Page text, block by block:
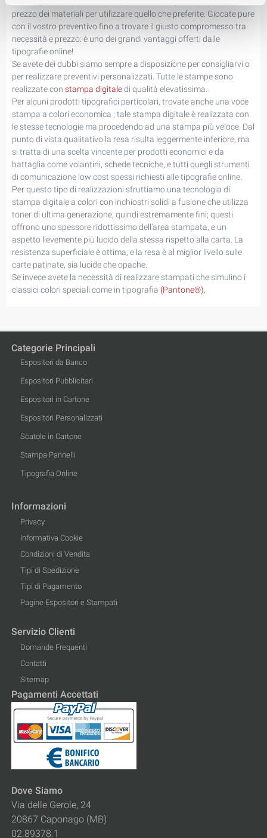
prezzo dei materiali per utilizzare quello che preferite. Giocate pure
con il vostro preventivo fino a trovare il giusto compromesso tra
necessità e prezzo: è uno dei grandi vantaggi offerti dalle
tipografie online!
Se avete dei dubbi siamo sempre a disposizione per consigliarvi o
per realizzare preventivi personalizzati. Tutte le stampe sono
realizzate con stampa digitaledi qualità elevatissima.
Per alcuni prodotti tipografici particolari, trovate anche una voce
stampa a colori economica ; tale stampa digitale è realizzata con
le stesse tecnologie ma procedendo ad una stampa più veloce. Dal
punto di vista qualitativo la resa risulta leggermente inferiore, ma
si tratta di una scelta vincente per prodotti economici e da
battaglia come volantini, schede tecniche, e tutti quegli strumenti
di comunicazione low cost spessi richiesti alle tipografie online.
Per questo tipo di realizzazioni sfruttiamo una tecnologia di
stampa digitale a colori con inchiostri solidi a fusione che utilizza
toner di ultima generazione, quindi estremamente fini; questi
offrono uno spessore ridottissimo dell'area stampata, e un
aspetto lievemente più lucido della stessa rispetto alla carta. La
resistenza superficiale è ottima, e la resa è al miglior livello sulle
carte patinate, sia lucide che opache.
Se invece avete la necessità di realizzare stampati che simulino i
classici colori speciali come in tipografia (Pantone®),
Categorie Principali
Espositori da Banco
Espositori Pubblicitari
Espositori in Cartone
Espositori Personalizzati
Scatole in Cartone
Stampa Pannelli
Tipografia Online
Informazioni
Privacy
Informativa Cookie
Condizioni di Vendita
Tipi di Spedizione
Tipi di Pagamento
Pagine Espositori e Stampati
Servizio Clienti
Domande Frequenti
Contatti
Sitemap
Pagamenti Accettati
Dove Siamo
Via delle Gerole, 24
20867 Caponago (MB)
02.89378.1